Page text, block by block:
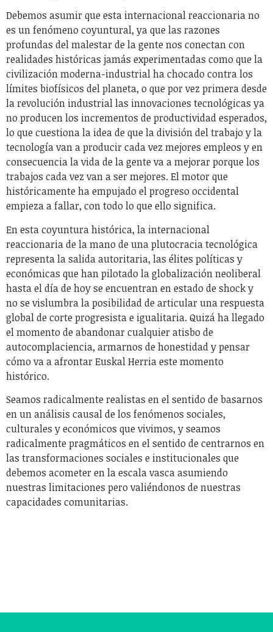
Debemos asumir que esta internacional reaccionaria no
es un fenómeno coyuntural, ya que las razones
profundas del malestar de la gente nos conectan con
realidades históricas jamás experimentadas como que la
civilización moderna-industrial ha chocado contra los
límites biofísicos del planeta, o que por vez primera desde
la revolución industrial las innovaciones tecnológicas ya
no producen los incrementos de productividad esperados,
lo que cuestiona la idea de que la división del trabajo y la
tecnología van a producir cada vez mejores empleos y en
consecuencia la vida de la gente va a mejorar porque los
trabajos cada vez van a ser mejores. El motor que
históricamente ha empujado el progreso occidental
empieza a fallar, con todo lo que ello significa.
En esta coyuntura histórica, la internacional
reaccionaria de la mano de una plutocracia tecnológica
representa la salida autoritaria, las élites políticas y
económicas que han pilotado la globalización neoliberal
hasta el día de hoy se encuentran en estado de shock y
no se vislumbra la posibilidad de articular una respuesta
global de corte progresista e igualitaria. Quizá ha llegado
el momento de abandonar cualquier atisbo de
autocomplaciencia, armarnos de honestidad y pensar
cómo va a afrontar Euskal Herria este momento
histórico.
Seamos radicalmente realistas en el sentido de basarnos
en un análisis causal de los fenómenos sociales,
culturales y económicos que vivimos, y seamos
radicalmente pragmáticos en el sentido de centrarnos en
las transformaciones sociales e institucionales que
debemos acometer en la escala vasca asumiendo
nuestras limitaciones pero valiéndonos de nuestras
capacidades comunitarias.